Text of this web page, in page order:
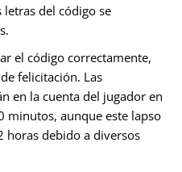
del código se
el código correctamente,
felicitación. Las
en la cuenta del jugador en
minutos, aunque este lapso
horas debido a diversos